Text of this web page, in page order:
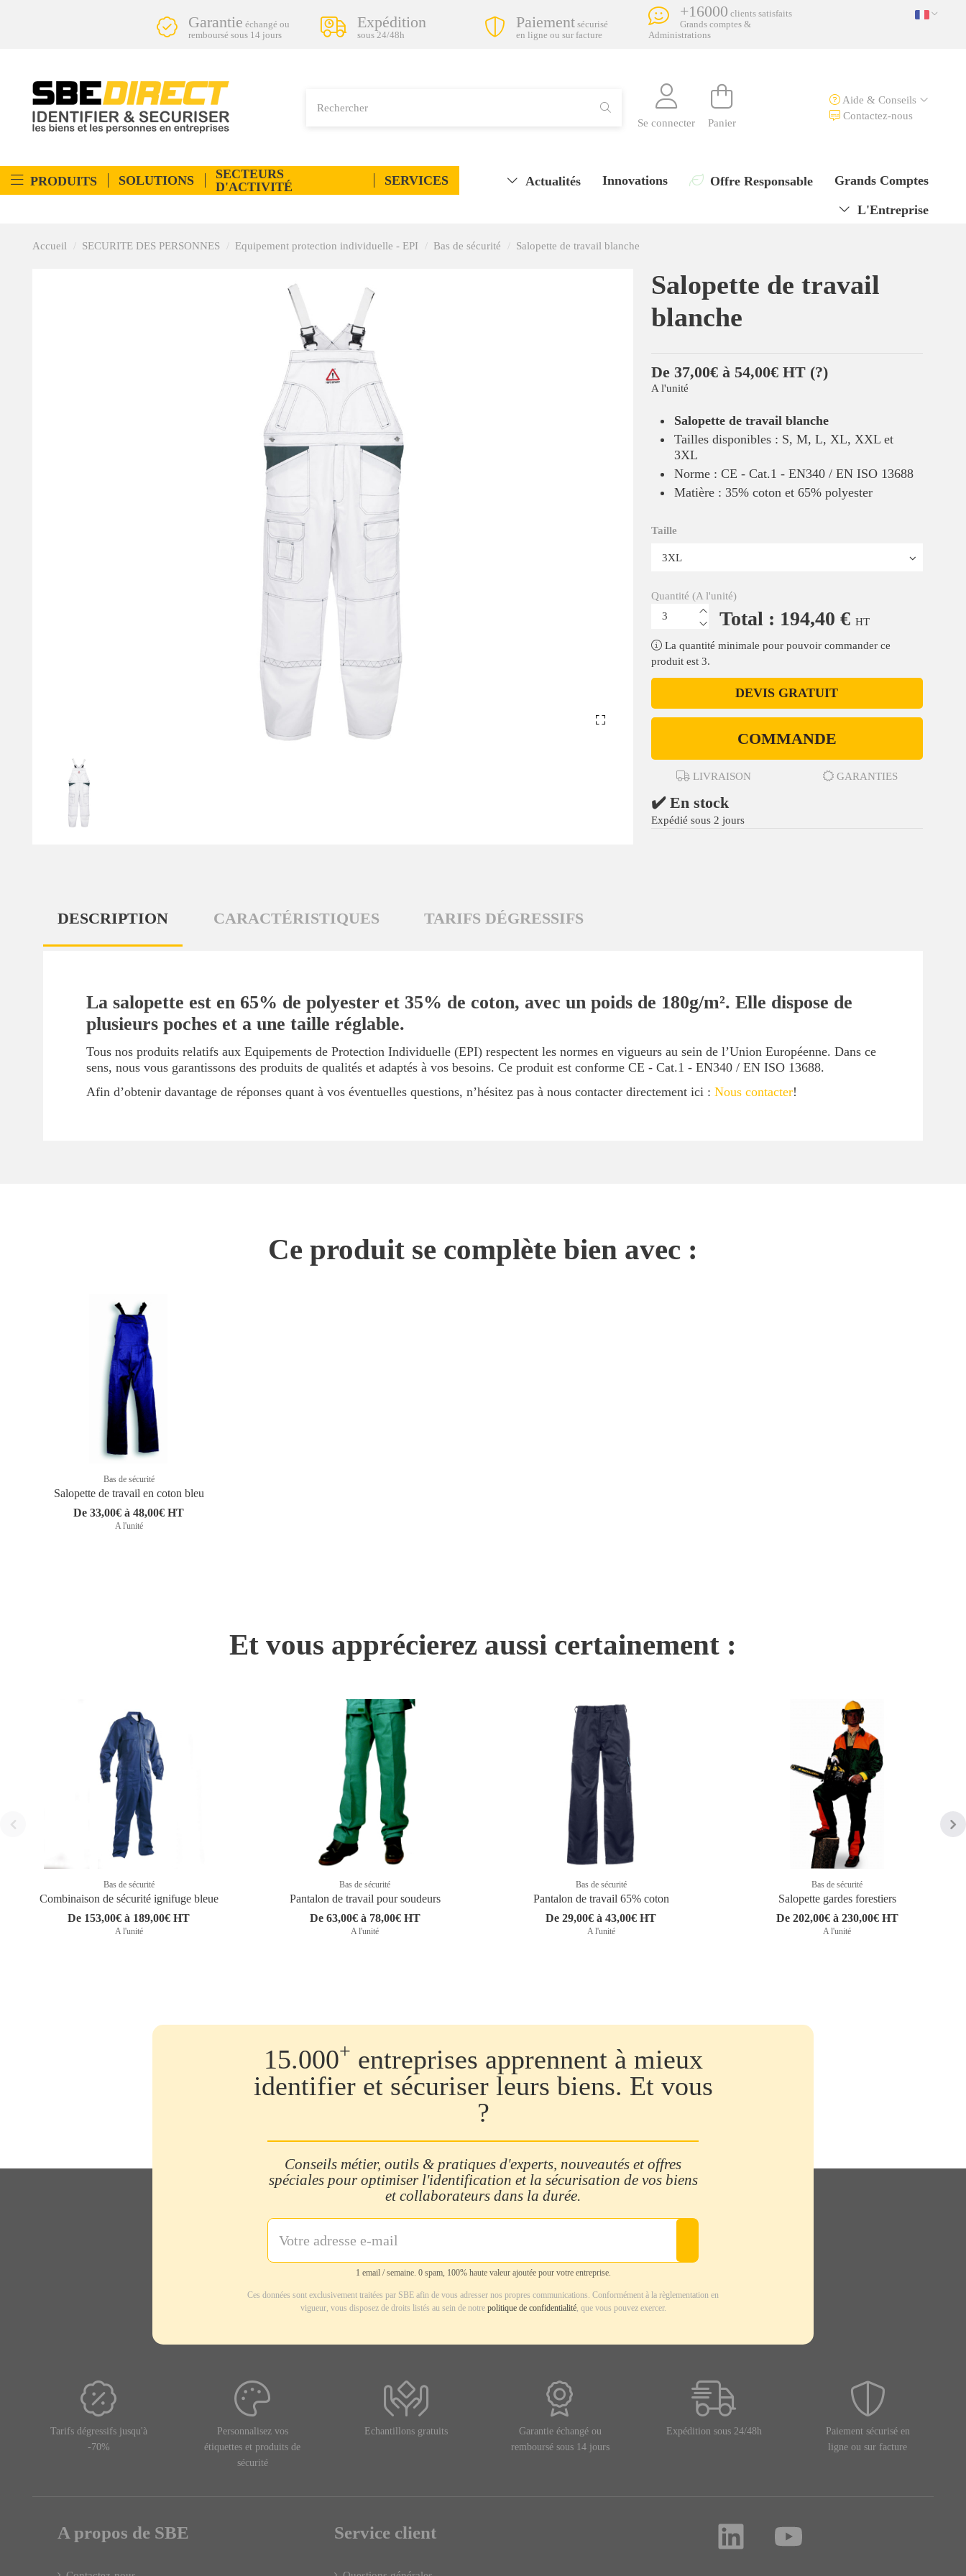
Garantie échangé ou
remboursé sous 14 jours
Expédition
sous 24/48h
Paiement sécurisé
en ligne ou sur facture
+16000 clients satisfaits
Grands comptes &
Administrations
Se connecter Panier
Aide & Conseils
Contactez-nous
PRODUITS SOLUTIONS
SECTEURS
D'ACTIVITÉ
SERVICES Grands Comptes
Offre Responsable
Innovations
Actualités
L'Entreprise
Accueil SECURITE DES PERSONNES Equipement protection individuelle - EPI Bas de sécurité Salopette de travail blanche
Salopette de travail
blanche
De 37,00€ à 54,00€ HT (?)
A l'unité
Salopette de travail blanche
Tailles disponibles : S, M, L, XL, XXL et
3XL
Norme : CE - Cat.1 - EN340 / EN ISO 13688
Matière : 35% coton et 65% polyester
Taille
Quantité (A l'unité)
Total : 194,40 € HT
La quantité minimale pour pouvoir commander ce
produit est 3.
DEVIS GRATUIT
COMMANDE
LIVRAISON GARANTIES
✔️ En stock
Expédié sous 2 jours
DESCRIPTION CARACTÉRISTIQUES TARIFS DÉGRESSIFS
La salopette est en 65% de polyester et 35% de coton, avec un poids de 180g/m². Elle dispose de
plusieurs poches et a une taille réglable.
Tous nos produits relatifs aux Equipements de Protection Individuelle (EPI) respectent les normes en vigueurs au sein de l’Union Européenne. Dans ce
sens, nous vous garantissons des produits de qualités et adaptés à vos besoins. Ce produit est conforme CE - Cat.1 - EN340 / EN ISO 13688.
Afin d’obtenir davantage de réponses quant à vos éventuelles questions, n’hésitez pas à nous contacter directement ici : Nous contacter!
Ce produit se complète bien avec :
Bas de sécurité
Salopette de travail en coton bleu
De 33,00€ à 48,00€ HT
A l'unité
Et vous apprécierez aussi certainement :
Bas de sécurité
Combinaison de sécurité ignifuge bleue
De 153,00€ à 189,00€ HT
A l'unité
Bas de sécurité
Pantalon de travail pour soudeurs
De 63,00€ à 78,00€ HT
A l'unité
Bas de sécurité
Pantalon de travail 65% coton
De 29,00€ à 43,00€ HT
A l'unité
Bas de sécurité
Salopette gardes forestiers
De 202,00€ à 230,00€ HT
A l'unité
15.000+ entreprises apprennent à mieux
identifier et sécuriser leurs biens. Et vous
?
Conseils métier, outils & pratiques d'experts, nouveautés et offres
spéciales pour optimiser l'identification et la sécurisation de vos biens
et collaborateurs dans la durée.
1 email / semaine. 0 spam, 100% haute valeur ajoutée pour votre entreprise.
Ces données sont exclusivement traitées par SBE afin de vous adresser nos propres communications. Conformément à la règlementation en
vigueur, vous disposez de droits listés au sein de notre politique de confidentialité, que vous pouvez exercer.
Tarifs dégressifs jusqu'à
-70%
Personnalisez vos
étiquettes et produits de
sécurité
Echantillons gratuits
Garantie échangé ou
remboursé sous 14 jours
Expédition sous 24/48h
Paiement sécurisé en
ligne ou sur facture
A propos de SBE Service client